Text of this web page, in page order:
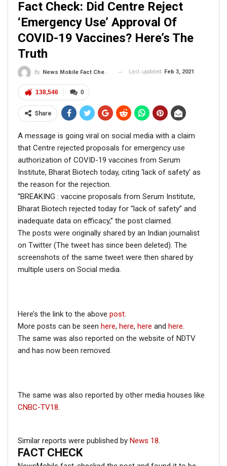
Click herefor Latest News
updates and viral videos on our
AI-powered smartnews
Fact Check: Did Centre Reject
‘Emergency Use’ Approval Of
COVID-19 Vaccines? Here’s The
Truth
By News Mobile Fact Check Bureau Last updated Feb 3, 2021
0
138,546
Share
A message is going viral on social media with a claim
that Centre rejected proposals for emergency use
authorization of COVID-19 vaccines from Serum
Institute, Bharat Biotech today, citing ‘lack of safety’ as
the reason for the rejection.
“BREAKING : vaccine proposals from Serum Institute,
Bharat Biotech rejected today for “lack of safety” and
inadequate data on efficacy,” the post claimed.
The posts were originally shared by an Indian journalist
on Twitter (The tweet has since been deleted). The
screenshots of the same tweet were then shared by
multiple users on Social media.
Here’s the link to the above post
More posts can be seen here, here, here and here
The same was also reported on the website of NDTV
and has now been removed.
The same was also reported by other media houses like
CNBC-TV18
Similar reports were published by News 18
FACT CHECK